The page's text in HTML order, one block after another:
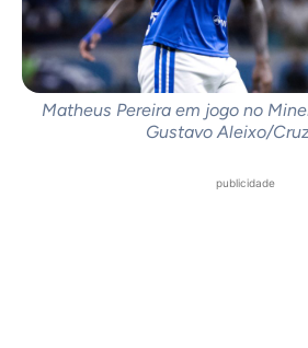
Matheus Pereira em jogo no
Gustavo Aleixo/
publicidade